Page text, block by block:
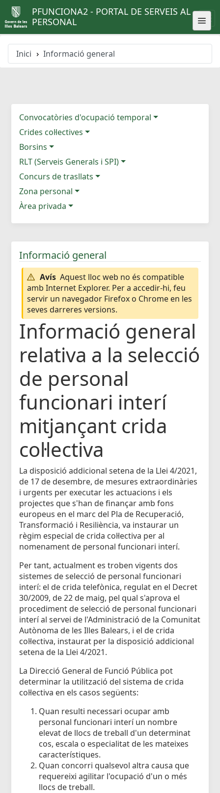
PFUNCIONA2 - PORTAL DE SERVEIS AL
PERSONAL
Inici Informació general
Convocatòries d'ocupació temporal
Crides col·lectives
Borsins
RLT (Serveis Generals i SPI)
Concurs de trasllats
Zona personal
Àrea privada
Informació general
Avís Aquest lloc web no és compatible
amb Internet Explorer. Per a accedir-hi, feu
servir un navegador Firefox o Chrome en les
seves darreres versions.
Informació general
relativa a la selecció
de personal
funcionari interí
mitjançant crida
col·lectiva
La disposició addicional setena de la Llei 4/2021,
de 17 de desembre, de mesures extraordinàries
i urgents per executar les actuacions i els
projectes que s'han de finançar amb fons
europeus en el marc del Pla de Recuperació,
Transformació i Resiliència, va instaurar un
règim especial de crida col·lectiva per al
nomenament de personal funcionari interí.
Per tant, actualment es troben vigents dos
sistemes de selecció de personal funcionari
interí: el de crida telefònica, regulat en el Decret
30/2009, de 22 de maig, pel qual s'aprova el
procediment de selecció de personal funcionari
interí al servei de l'Administració de la Comunitat
Autònoma de les Illes Balears, i el de crida
col·lectiva, instaurat per la disposició addicional
setena de la Llei 4/2021.
La Direcció General de Funció Pública pot
determinar la utilització del sistema de crida
col·lectiva en els casos següents:
Quan resulti necessari ocupar amb
personal funcionari interí un nombre
elevat de llocs de treball d'un determinat
cos, escala o especialitat de les mateixes
característiques.
Quan concorri qualsevol altra causa que
requereixi agilitar l'ocupació d'un o més
llocs de treball.